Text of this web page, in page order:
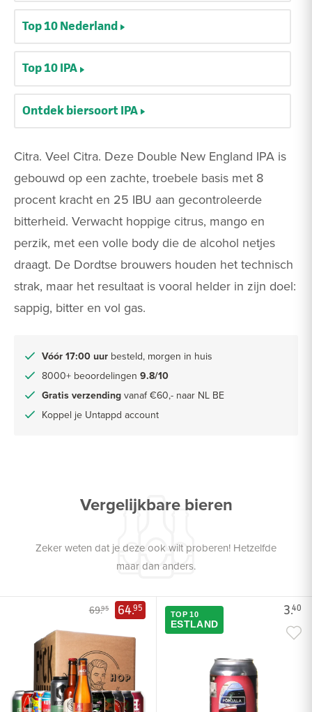
Citra. Veel Citra. Deze Double New England IPA is
gebouwd op een zachte, troebele basis met 8
procent kracht en 25 IBU aan gecontroleerde
bitterheid. Verwacht hoppige citrus, mango en
perzik, met een volle body die de alcohol netjes
draagt. De Dordtse brouwers houden het technisch
strak, maar het resultaat is vooral helder in zijn doel:
sappig, bitter en vol gas.
Vóór 17:00 uur besteld, morgen in huis
8000+ beoordelingen 9.8/10
Gratis verzending vanaf €60,- naar NL BE
Koppel je Untappd account
Top 10 Nederland
Top 10 IPA
Ontdek biersoort IPA
Vergelijkbare bieren
Zeker weten dat je deze ook wilt proberen! Hetzelfde
maar dan anders.
69.95 64.95 3.40
TOP 10
ESTLAND